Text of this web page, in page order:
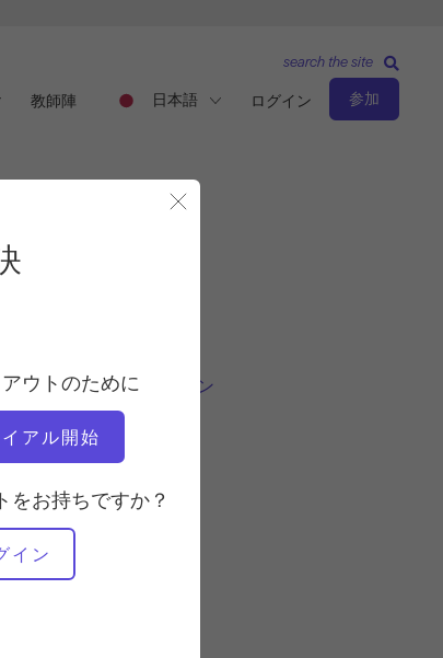
教師陣 日本語 ログイン 参加
search the site
秘訣
ウトのために
アル開始
をお持ちですか？
イン
リ・コールマン＝ブラウン
デオタイム
要な機材
マット